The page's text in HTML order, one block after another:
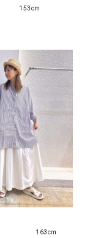
153cm
163cm